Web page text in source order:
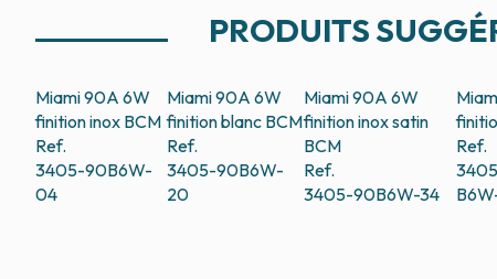
PRODUITS
Miami 90A 6W
finition inox BCM
Ref.
3405-90B6W-
04
Miami 90A 6W
finition blanc BCM
Ref.
3405-90B6W-
20
Miami 90A 6W
finition inox satin
BCM
Ref.
3405-90B6W-34
Ref.